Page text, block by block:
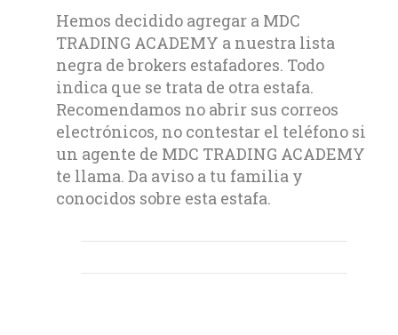
Hemos decidido agregar a MDC
TRADING ACADEMY a nuestra lista
negra de brokers estafadores. Todo
indica que se trata de otra estafa.
Recomendamos no abrir sus correos
electrónicos, no contestar el teléfono si
un agente de MDC TRADING ACADEMY
te llama. Da aviso a tu familia y
conocidos sobre esta estafa.